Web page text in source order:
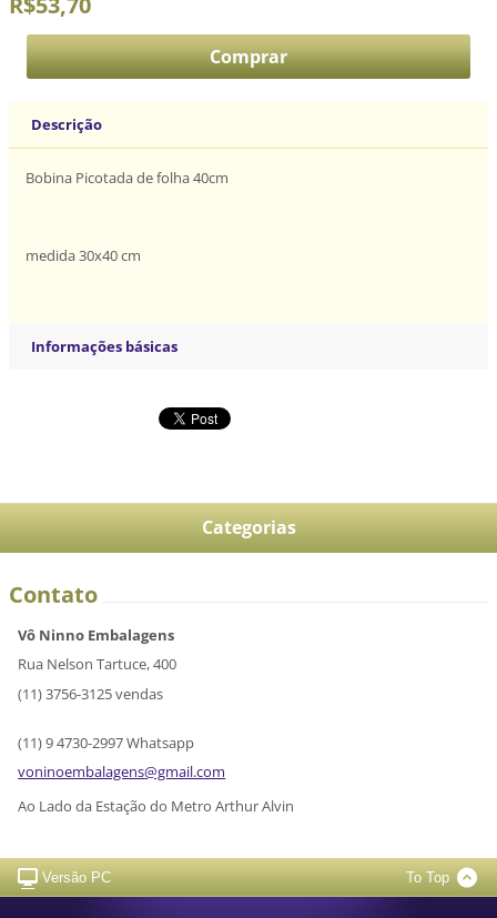
Descrição
Bobina Picotada de folha 40cm
medida 30x40 cm
Informações básicas
Categorias
Contato
Vô Ninno Embalagens
Rua Nelson Tartuce, 400
(11) 3756-3125 vendas
(11) 9 4730-2997 Whatsapp
voninoembalagens@gmail.com
Ao Lado da Estação do Metro Arthur Alvin
Versão PC To Top